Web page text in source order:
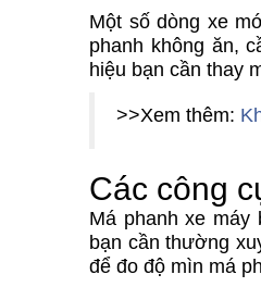
Một số dòng xe
phanh không ăn,
hiệu bạn cần thay
>>Xem thêm:
Các công
Má phanh xe
bạn cần thường
để đo độ mìn má